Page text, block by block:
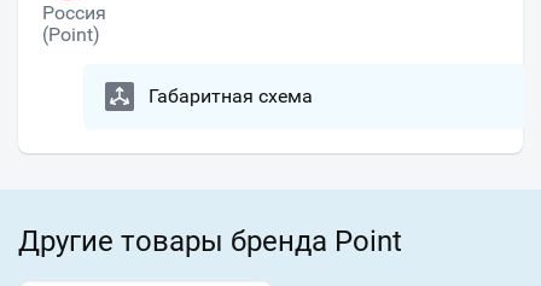
Россия
(Point)
Габаритная схема
Другие товары бренда Point